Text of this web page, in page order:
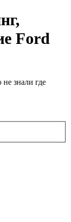
Ford
знали где